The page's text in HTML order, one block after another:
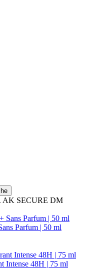
AK SECURE DM
Parfum | 50 ml
Intense 48H | 75 ml